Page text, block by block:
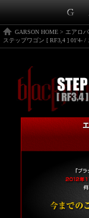
GARSON HOME > エアロ
ステップワゴン [ RF3,4 ] 01'4- /